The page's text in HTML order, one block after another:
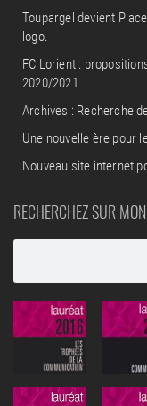
Toupargel devient
logo.
FC Lorient :
2020/2021
Archives : Recherche
Une nouvelle ère pour
Nouveau site internet
RECHERCHEZ SUR